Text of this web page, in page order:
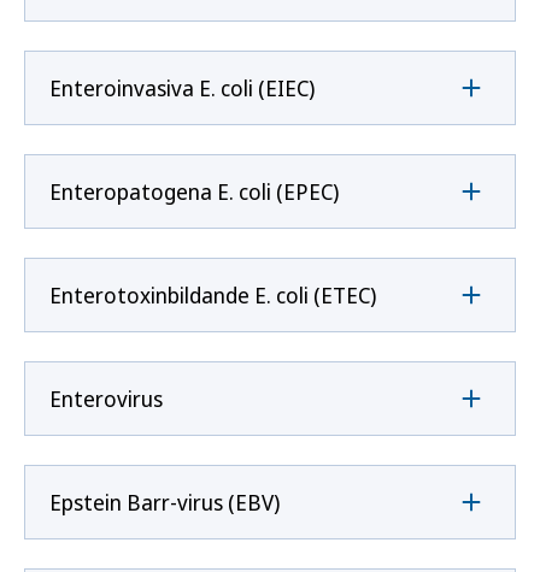
Enteroinvasiva E. coli (EIEC)
Enteropatogena E. coli (EPEC)
Enterotoxinbildande E. coli (ETEC)
Enterovirus
Epstein Barr-virus (EBV)